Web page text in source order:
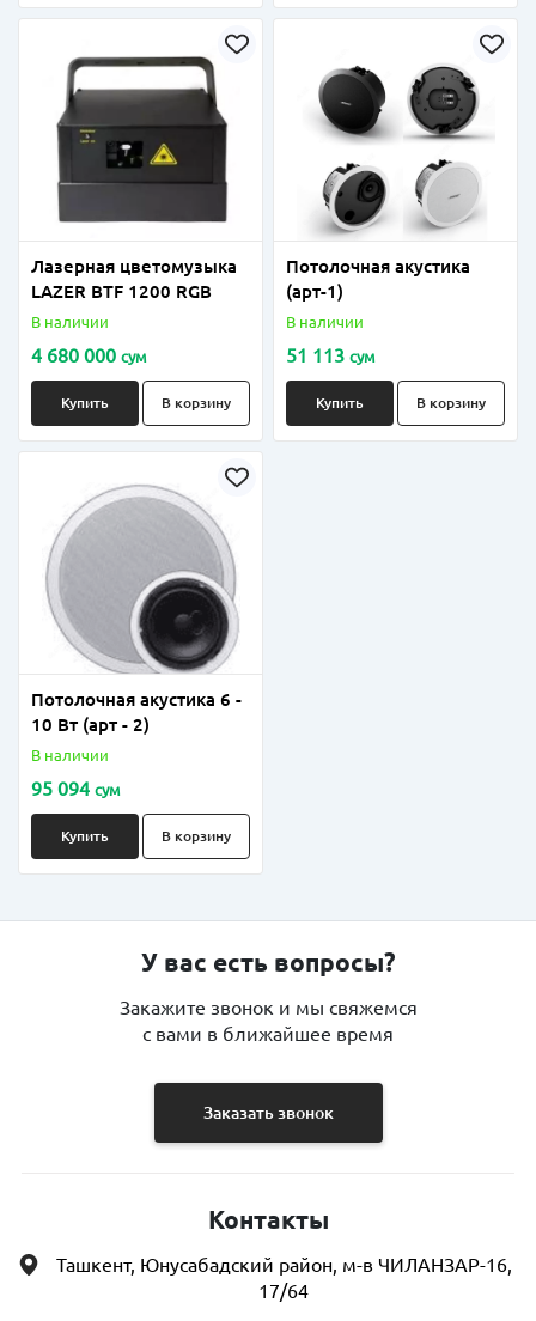
Лазерная цветомузыка
LAZER BTF 1200 RGB
В наличии
4 680 000 сум
Купить В корзину
Потолочная акустика
(арт-1)
В наличии
51 113 сум
Купить В корзину
Потолочная акустика 6 -
10 Вт (арт - 2)
В наличии
95 094 сум
Купить В корзину
У вас есть вопросы?
Закажите звонок и мы свяжемся
с вами в ближайшее время
Заказать звонок
Контакты
Ташкент, Юнусабадский район, м-в ЧИЛАНЗАР-16,
17/64